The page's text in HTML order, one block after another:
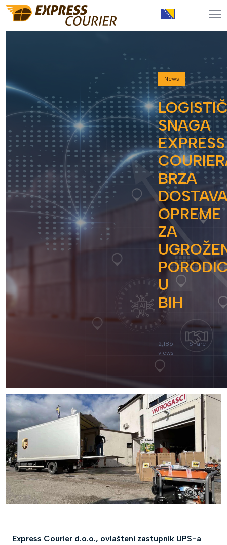
News
SNAGA
EXPRESS
BRZA
OPREME
ZA
U
BIH
2,186
views
Share
Express Courier d.o.o., ovlašteni zastupnik UPS-a